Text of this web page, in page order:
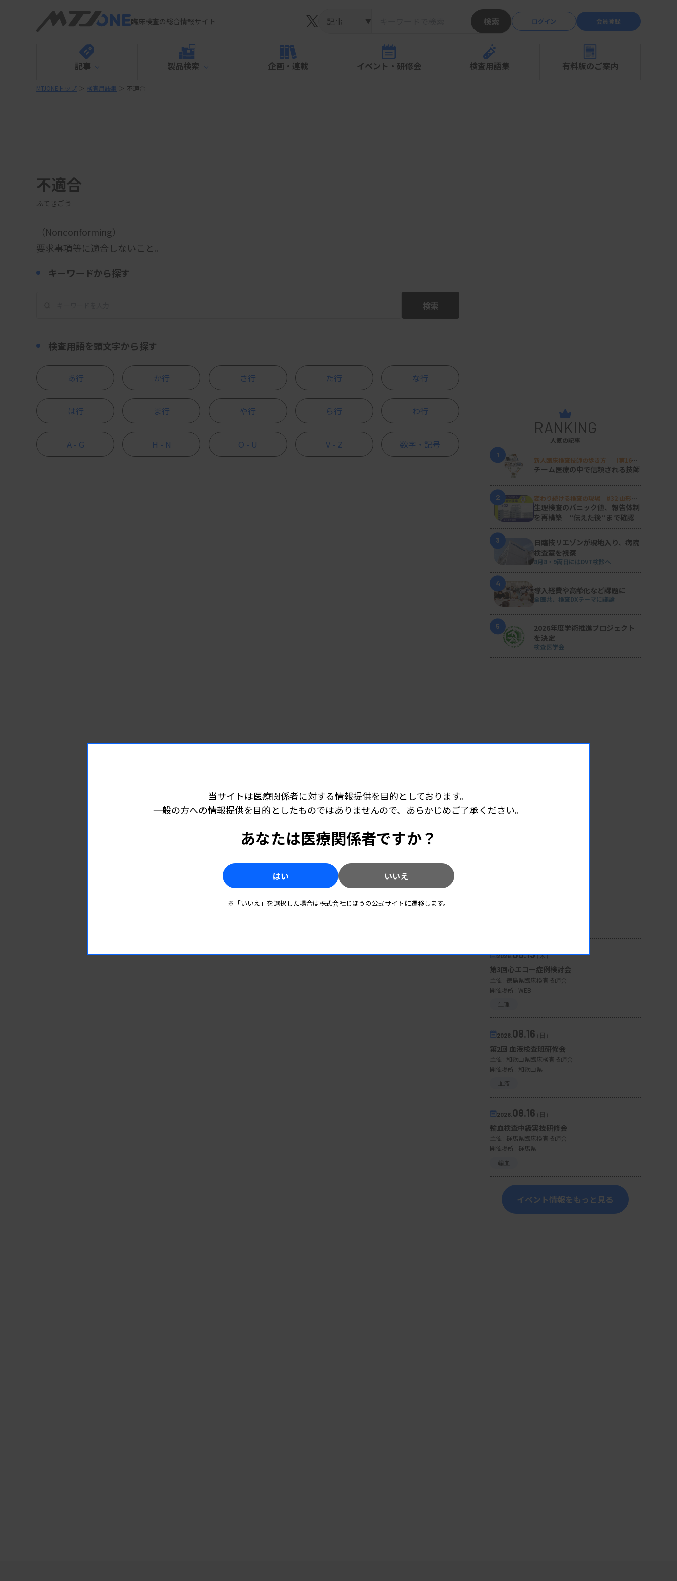
臨床検査の総合情報サイト ▼ 検索 ログイン 会員登録
記事 製品検索 企画・連載 イベント・研修会 検査用語集 有料版のご案内
MTJONEトップ ＞ 検査用語集 ＞ 不適合
不適合
ふてきごう
（Nonconforming）
要求事項等に適合しないこと。
キーワードから探す
検索
検査用語を頭文字から探す
あ行 か行 さ行 た行 な行
は行 ま行 や行 ら行 わ行
A - G H - N O - U V - Z 数字・記号
RANKING
人気の記事
1
新人臨床検査技師の歩き方 ［第16
回］
チーム医療の中で信頼される技師
2
変わり続ける検査の現場 #32 山形済
生病院
生理検査のパニック値、報告体制
を再構築 “伝えた後”まで確認
3
日臨技リエゾンが現地入り、病院
検査室を視察
8月8・9両日にはDVT検診へ
4
導入経費や高齢化など課題に
全医共、検査DXテーマに議論
5
2026年度学術推進プロジェクト
を決定
検査医学会
2026.08.13（木）
第3回心エコー症例検討会
主催 : 徳島県臨床検査技師会
開催場所 : WEB
生理
2026. 08.16（日）
第2回 血液検査班研修会
主催 : 和歌山県臨床検査技師会
開催場所 : 和歌山県
血液
2026. 08.16（日）
輸血検査中級実技研修会
主催 : 群馬県臨床検査技師会
開催場所 : 群馬県
輸血
イベント情報をもっと見る
当サイトは医療関係者に対する情報提供を目的としております。
一般の方への情報提供を目的としたものではありませんので、あらかじめご了承ください。
あなたは医療関係者ですか？
はい いいえ
※「いいえ」を選択した場合は株式会社じほうの公式サイトに遷移します。